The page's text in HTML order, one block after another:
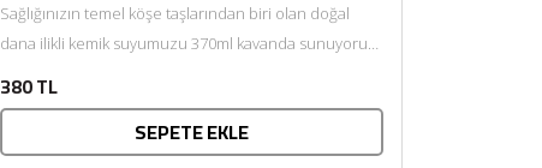
Sağlığınızın temel köşe taşlarından biri olan doğal
dana ilikli kemik suyumuzu 370ml kavanda sunuyoruz,
380 TL
SEPETE EKLE